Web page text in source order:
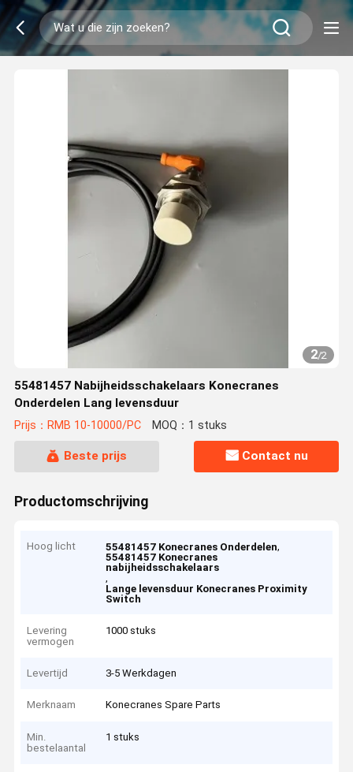
2/2
55481457 Nabijheidsschakelaars Konecranes
Onderdelen Lang levensduur
Prijs：RMB 10-10000/PC MOQ：1 stuks
Beste prijs Contact nu
Productomschrijving
Hoog licht 55481457 Konecranes Onderdelen,
55481457 Konecranes
nabijheidsschakelaars
,
Lange levensduur Konecranes Proximity
Switch
Levering
vermogen
1000 stuks
Levertijd 3-5 Werkdagen
Merknaam Konecranes Spare Parts
Min.
bestelaantal
1 stuks